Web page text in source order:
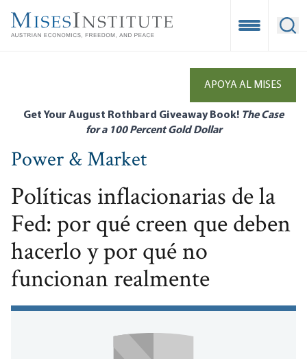
main
Open
APOYA AL MISES
Get Your August Rothbard Giveaway Book! The Case
for a 100 Percent Gold Dollar
Power & Market
Políticas inflacionarias de la
Fed: por qué creen que deben
hacerlo y por qué no
funcionan realmente